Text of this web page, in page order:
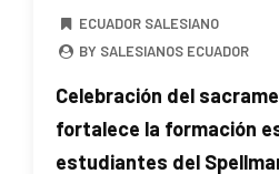
ECUADOR SALESIANO
BY SALESIANOS ECUADOR
Celebración del
fortalece la formación
estudiantes del